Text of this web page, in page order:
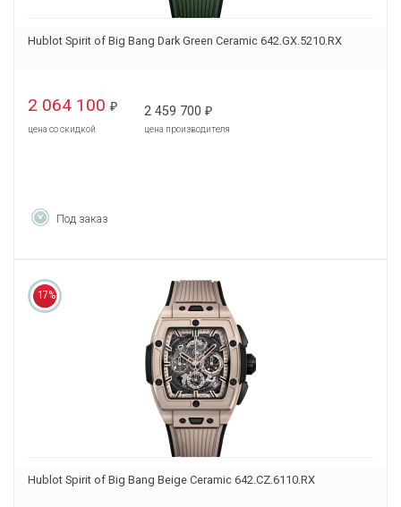
Hublot Spirit of Big Bang Dark Green Ceramic 642.GX.5210.RX
2 064 100 ₽
цена со скидкой
2 459 700 ₽
цена производителя
Под заказ
17%
Hublot Spirit of Big Bang Beige Ceramic 642.CZ.6110.RX